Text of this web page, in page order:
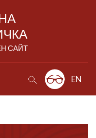
САЙТ
EN